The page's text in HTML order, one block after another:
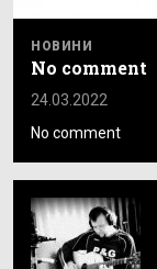
НОВИНИ
No comment
24.03.2022
No comment